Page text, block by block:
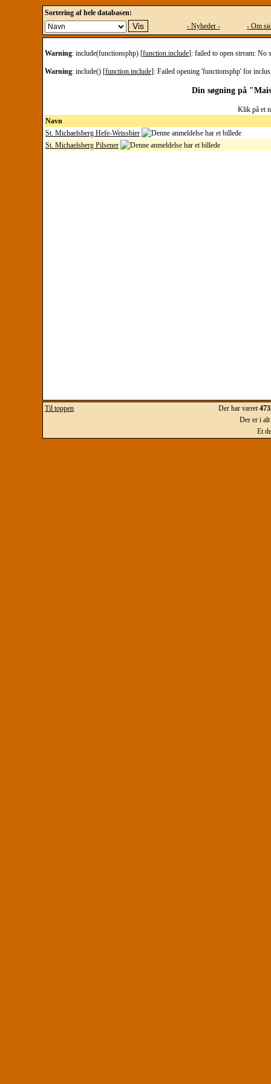
Sortering af hele databasen:
- Nyheder -
- Om
Warning: include(functionsphp) [function.include]: failed to open stream:
Warning: include() [function.include]: Failed opening 'functionsphp' for
Din søgning på
Klik på et
Navn
St. Michaelsberg Hefe-Weissbier
St. Michaelsberg Pilsener
Til toppen Der har været
Der er i alt
Et